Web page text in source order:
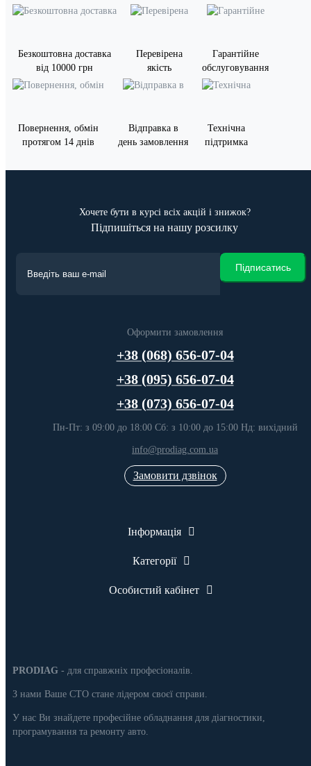
Безкоштовна доставка
від 10000 грн
Перевірена
якість
Гарантійне
обслуговування
Повернення, обмін
протягом 14 днів
Відправка в
день замовлення
Технічна
підтримка
Хочете бути в курсі всіх акцій і знижок?
Підпишіться на нашу розсилку
Підписатись
Оформити замовлення
+38 (068) 656-07-04
+38 (095) 656-07-04
+38 (073) 656-07-04
Пн-Пт: з 09:00 до 18:00 Сб: з 10:00 до 15:00 Нд: вихідний
info@prodiag.com.ua
Замовити дзвінок
Інформація
Категорії
Особистий кабінет
PRODIAG - для справжніх професіоналів.
З нами Ваше СТО стане лідером своєї справи.
У нас Ви знайдете професійне обладнання для діагностики,
програмування та ремонту авто.